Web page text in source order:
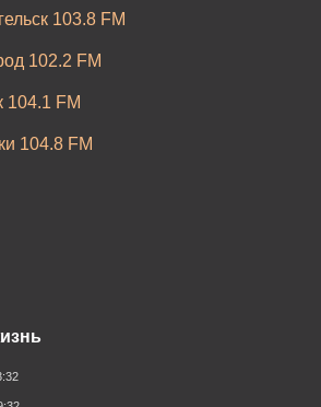
103.8 FM
102.2 FM
104.1 FM
104.8 FM